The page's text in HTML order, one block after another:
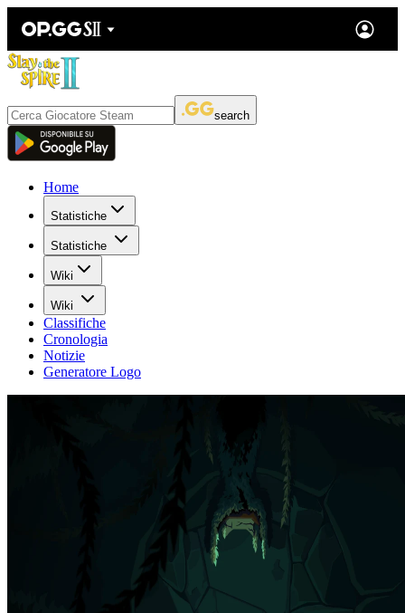
search
Home
Statistiche
Statistiche
Wiki
Wiki
Classifiche
Cronologia
Notizie
Generatore Logo